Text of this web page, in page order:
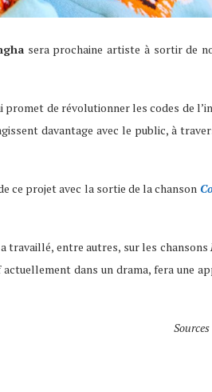
sera prochaine artiste à sortir de
promet de révolutionner les codes de
davantage avec le public, à
ce projet avec la sortie de la chanson
a travaillé, entre autres, sur les chansons
dans un drama, fera une